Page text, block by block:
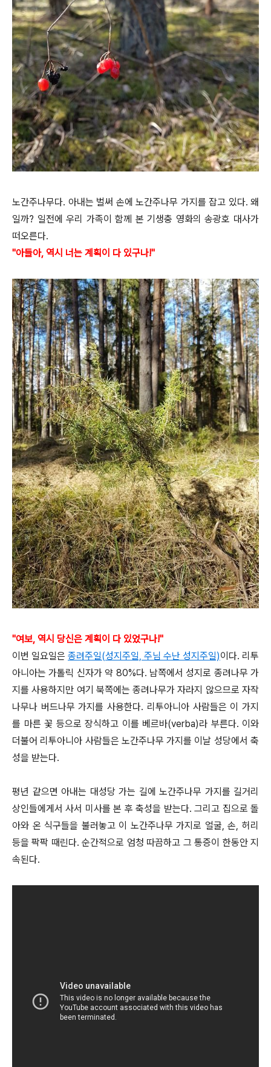
노간주나무다. 아내는 벌써 손에 노간주나무 가지를 잡고 있다. 왜
일까? 일전에 우리 가족이 함께 본 기생충 영화의 송광호 대사가
떠오른다.
"아들아, 역시 너는 계획이 다 있구나!"
"여보, 역시 당신은 계획이 다 있었구나!"
이번 일요일은 종려주일(성지주일, 주님 수난 성지주일)이다. 리투
아니아는 가톨릭 신자가 약 80%다. 남쪽에서 성지로 종려나무 가
지를 사용하지만 여기 북쪽에는 종려나무가 자라지 않으므로 자작
나무나 버드나무 가지를 사용한다. 리투아니아 사람들은 이 가지
를 마른 꽃 등으로 장식하고 이를 베르바(verba)라 부른다. 이와
더불어 리투아니아 사람들은 노간주나무 가지를 이날 성당에서 축
성을 받는다.
평년 같으면 아내는 대성당 가는 길에 노간주나무 가지를 길거리
상인들에게서 사서 미사를 본 후 축성을 받는다. 그리고 집으로 돌
아와 온 식구들을 불러놓고 이 노간주나무 가지로 얼굴, 손, 허리
등을 팍팍 때린다. 순간적으로 엄청 따끔하고 그 통증이 한동안 지
속된다.